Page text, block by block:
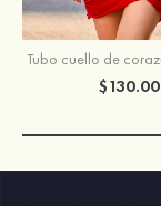
$130.00